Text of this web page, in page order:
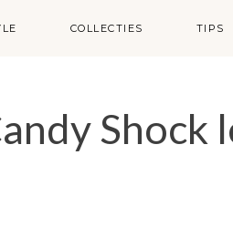
COLLECTIES TIPS
Shock